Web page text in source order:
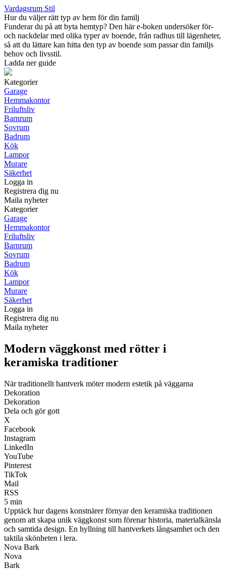
Vardagsrum Stil
Hur du väljer rätt typ av hem för din familj
Funderar du på att byta hemtyp? Den här e-boken undersöker för-
och nackdelar med olika typer av boende, från radhus till lägenheter,
så att du lättare kan hitta den typ av boende som passar din familjs
behov och livsstil.
Ladda ner guide
Kategorier
Garage
Hemmakontor
Friluftsliv
Barnrum
Sovrum
Badrum
Kök
Lampor
Murare
Säkerhet
Logga in
Registrera dig nu
Maila nyheter
Kategorier
Garage
Hemmakontor
Friluftsliv
Barnrum
Sovrum
Badrum
Kök
Lampor
Murare
Säkerhet
Logga in
Registrera dig nu
Maila nyheter
Modern väggkonst med rötter i
keramiska traditioner
När traditionellt hantverk möter modern estetik på väggarna
Dekoration
Dekoration
Dela och gör gott
X
Facebook
Instagram
LinkedIn
YouTube
Pinterest
TikTok
Mail
RSS
5 min
Upptäck hur dagens konstnärer förnyar den keramiska traditionen
genom att skapa unik väggkonst som förenar historia, materialkänsla
och samtida design. En hyllning till hantverkets långsamhet och den
taktila skönheten i lera.
Nova Bark
Nova
Bark